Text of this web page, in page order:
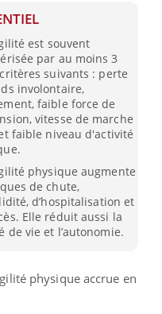
est souvent
par au moins 3
suivants : perte
involontaire,
faible force de
vitesse de marche
faible niveau d'activité
physique augmente
de chute,
d’hospitalisation et
Elle réduit aussi la
de vie et l’autonomie.
physique accrue en